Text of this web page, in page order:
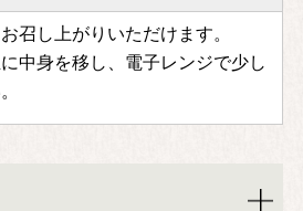
召し上がりいただけます。
中身を移し、電子レンジで少し